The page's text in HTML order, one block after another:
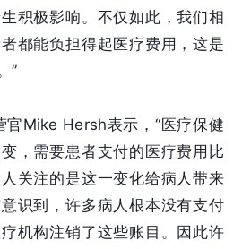
积极影响。不仅如此，我们相
都能负担得起医疗费用，这是
”
Mike Hersh表示，“医疗保健
，需要患者支付的医疗费用比
关注的是这一变化给病人带来
识到，许多病人根本没有支付
机构注销了这些账目。因此许